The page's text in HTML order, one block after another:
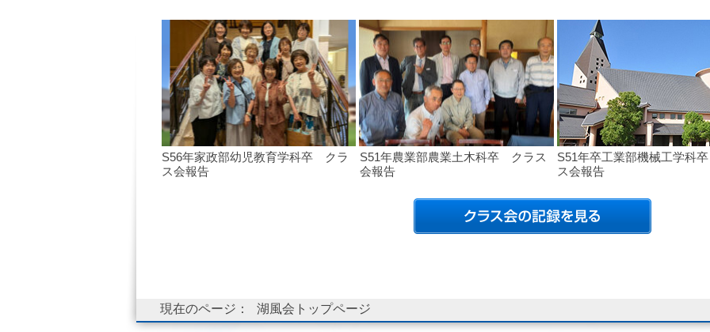
S56年家政部幼児教育学科卒 クラ
ス会報告
S51年農業部農業土木科卒 クラス
会報告
S51年卒工業部機械工学科
ス会報告
現在のページ： 湖風会トップページ